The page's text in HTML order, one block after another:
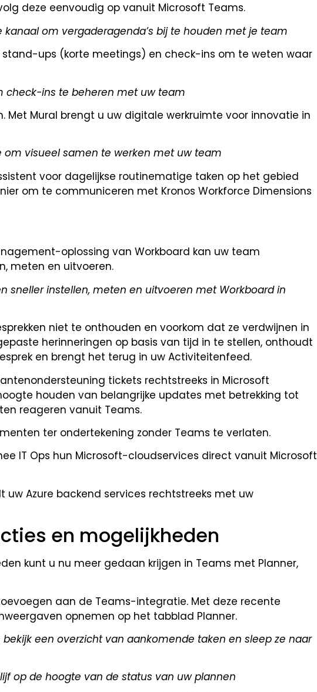
deze eenvoudig op vanuit Microsoft Teams.
kanaal om vergaderagenda’s bij te houden met je team
stand-ups (korte meetings) en check-ins om te weten waar
check-ins te beheren met uw team
Met Mural brengt u uw digitale werkruimte voor innovatie in
om visueel samen te werken met uw team
voor dagelijkse routinematige taken op het gebied
om te communiceren met Kronos Workforce Dimensions
oplossing van Workboard kan uw team
meten en uitvoeren.
sneller instellen, meten en uitvoeren met Workboard in
niet te onthouden en voorkom dat ze verdwijnen in
herinneringen op basis van tijd in te stellen, onthoudt
en brengt het terug in uw Activiteitenfeed.
tickets rechtstreeks in Microsoft
houden van belangrijke updates met betrekking tot
reageren vanuit Teams.
ter ondertekening zonder Teams te verlaten.
IT Ops hun Microsoft-cloudservices direct vanuit Microsoft
uw Azure backend services rechtstreeks met uw
en mogelijkheden
kunt u nu meer gedaan krijgen in Teams met Planner,
aan de Teams-integratie. Met deze recente
opnemen op het tabblad Planner.
bekijk een overzicht van aankomende taken en sleep ze naar
op de hoogte van de status van uw plannen